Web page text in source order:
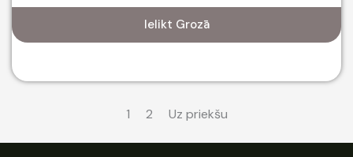
Ielikt Grozā
1 2 Uz priekšu